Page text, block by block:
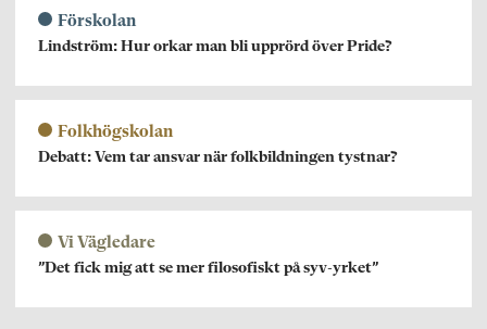
Förskolan
Lindström: Hur orkar man bli upprörd över Pride?
Folkhögskolan
Debatt: Vem tar ansvar när folkbildningen tystnar?
Vi Vägledare
”Det fick mig att se mer filosofiskt på syv-yrket”